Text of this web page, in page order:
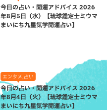
今日の占い・開運アドバイス 2026
年8月5日（水）【琉球鑑定士ミウマ
まいにち九星気学開運占い】
エンタメ,占い
今日の占い・開運アドバイス 2026
年8月4日（火）【琉球鑑定士ミウマ
まいにち九星気学開運占い】